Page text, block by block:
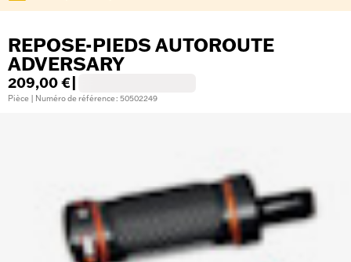
REPOSE-PIEDS AUTOROUTE
ADVERSARY
209,00 €
Pièce | Numéro de référence : 50502249